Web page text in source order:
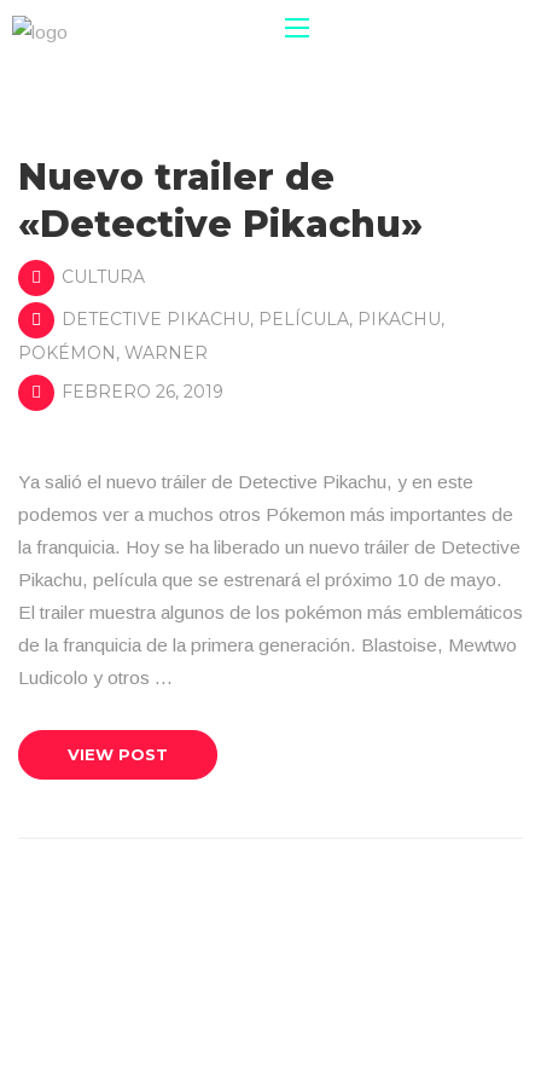
Nuevo trailer de
«Detective Pikachu»
CULTURA
DETECTIVE PIKACHU, PELÍCULA, PIKACHU,
POKÉMON, WARNER
FEBRERO 26, 2019
Ya salió el nuevo tráiler de Detective Pikachu, y en este
podemos ver a muchos otros Pókemon más importantes de
la franquicia. Hoy se ha liberado un nuevo tráiler de Detective
Pikachu, película que se estrenará el próximo 10 de mayo.
El trailer muestra algunos de los pokémon más emblemáticos
de la franquicia de la primera generación. Blastoise, Mewtwo
Ludicolo y otros …
VIEW POST